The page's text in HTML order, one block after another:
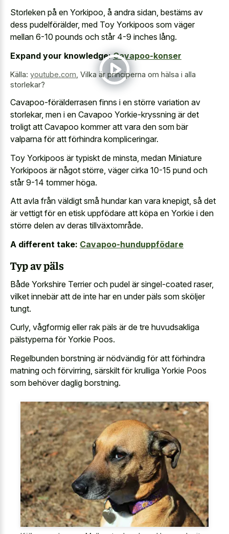
Storleken på en Yorkipoo, å andra sidan, bestäms av
dess pudelförälder, med Toy Yorkipoos som väger
mellan 6-10 pounds och står 4-9 inches lång.
Expand your knowledge: Cavapoo-konser
Källa: youtube.com Vilka är principerna om hälsa i alla
storlekar?
Cavapoo-förälderrasen finns i en större variation av
storlekar, men i en Cavapoo Yorkie-kryssning är det
troligt att Cavapoo kommer att vara den som bär
valparna för att förhindra kompliceringar.
Toy Yorkipoos är typiskt de minsta, medan Miniature
Yorkipoos är något större, väger cirka 10-15 pund och
står 9-14 tommer höga.
Att avla från väldigt små hundar kan vara knepigt, så det
är vettigt för en etisk uppfödare att köpa en Yorkie i den
större delen av deras tillväxtområde.
A different take: Cavapoo-hunduppfödare
Typ av päls
Både Yorkshire Terrier och pudel är singel-coated raser,
vilket innebär att de inte har en under päls som sköljer
tungt.
Curly, vågformig eller rak päls är de tre huvudsakliga
pälstyperna för Yorkie Poos.
Regelbunden borstning är nödvändig för att förhindra
matning och förvirring, särskilt för krulliga Yorkie Poos
som behöver daglig borstning.